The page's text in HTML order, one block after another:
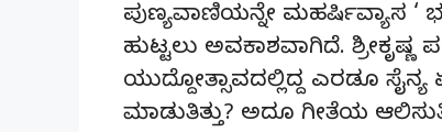
ಪುಣ್ಯವಾಣಿಯನ್ನೇ ಮಹರ್ಷಿವ್ಯಾಸ ‘
ಹುಟ್ಟಲು ಅವಕಾಶವಾಗಿದೆ.
ಯುದ್ದೋತ್ಸಾವದಲ್ಲಿದ್ದ ಎರಡೂ
ಮಾಡುತಿತ್ತು? ಅದೂ ಗೀತೆಯ